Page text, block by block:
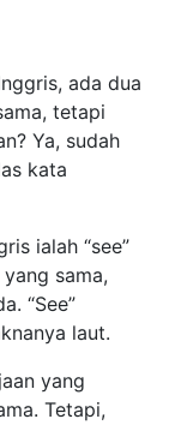
ada dua
tetapi
Ya, sudah
kata
ialah “see”
sama,
“See”
laut.
yang
Tetapi,